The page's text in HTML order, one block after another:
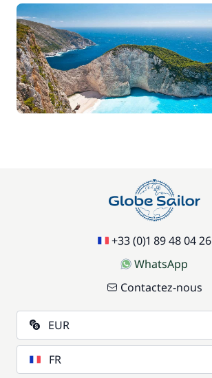
Skipper (repas non inclus)
+33 (0)1 89 48 04 26
WhatsApp
Contactez-nous
EUR
FR